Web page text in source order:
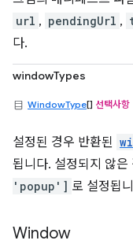
url , pendingUrl ,
다.
windowTypes
WindowType[] 선택사항
설정된 경우 반환된
됩니다. 설정되지 않은
'popup'] 로 설정됩
Window